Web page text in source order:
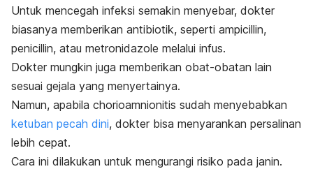
Untuk mencegah infeksi semakin menyebar, dokter
biasanya memberikan antibiotik, seperti ampicillin,
penicillin, atau metronidazole melalui infus.
Dokter mungkin juga memberikan obat-obatan lain
sesuai gejala yang menyertainya.
Namun, apabila chorioamnionitis sudah menyebabkan
ketuban pecah dini, dokter bisa menyarankan persalinan
lebih cepat.
Cara ini dilakukan untuk mengurangi risiko pada janin.